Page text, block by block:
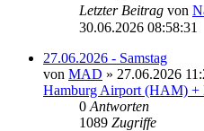
Letzter Beitrag von
30.06.2026 08:58:31
27.06.2026 - Samstag
von MAD » 27.06.2026
Hamburg Airport (HAM) +
0 Antworten
1089 Zugriffe